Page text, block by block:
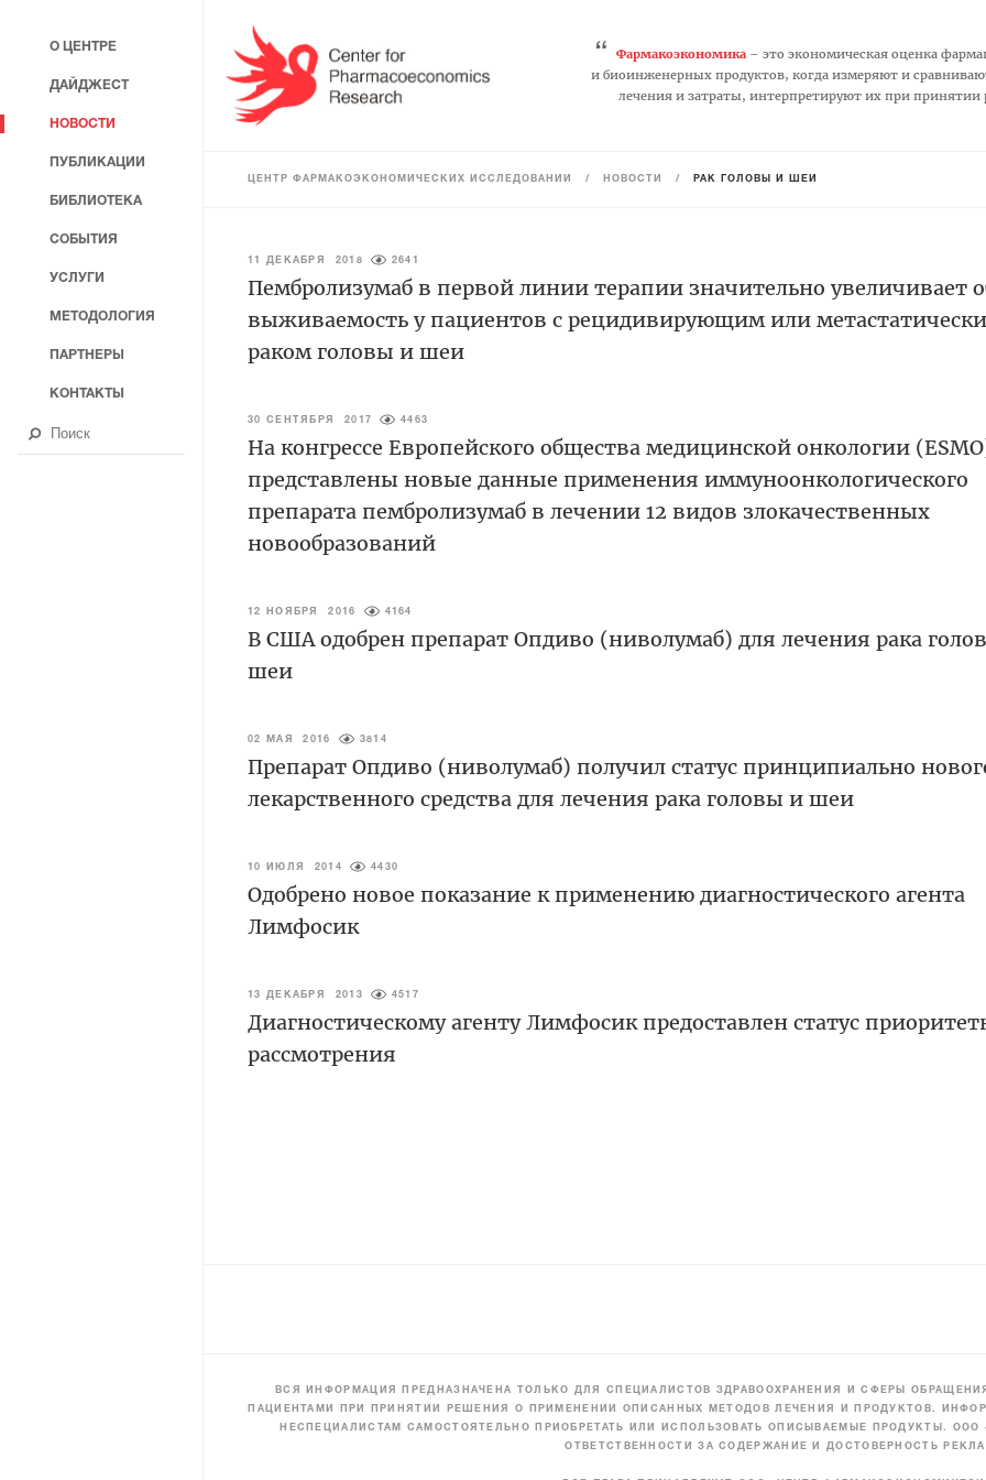
“ Фармакоэкономика– это экономическая оценка
и биоинженерных продуктов, когда измеряют и
лечения и затраты, интерпретируют их при
ЦЕНТР ФАРМАКОЭКОНОМИЧЕСКИХ ИССЛЕДОВАНИЙ / НОВОСТИ / РАК ГОЛОВЫ И ШЕИ
11 ДЕКАБРЯ 2018 2641
Пембролизумаб в первой линии терапии значительно увеличивает
выживаемость у пациентов с рецидивирующим или
раком головы и шеи
30 СЕНТЯБРЯ 2017 4463
На конгрессе Европейского общества медицинской онкологии
представлены новые данные применения иммуноонкологического
препарата пембролизумаб в лечении 12 видов злокачественных
новообразований
12 НОЯБРЯ 2016 4164
В США одобрен препарат Опдиво (ниволумаб) для лечения рака
шеи
02 МАЯ 2016 3814
Препарат Опдиво (ниволумаб) получил статус принципиально
лекарственного средства для лечения рака головы и шеи
10 ИЮЛЯ 2014 4430
Одобрено новое показание к применению диагностического агента
Лимфосик
13 ДЕКАБРЯ 2013 4517
Диагностическому агенту Лимфосик предоставлен статус
рассмотрения
ВСЯ ИНФОРМАЦИЯ ПРЕДНАЗНАЧЕНА ТОЛЬКО ДЛЯ СПЕЦИАЛИСТОВ ЗДРАВООХРАНЕНИЯ И СФЕРЫ
ПАЦИЕНТАМИ ПРИ ПРИНЯТИИ РЕШЕНИЯ О ПРИМЕНЕНИИ ОПИСАННЫХ МЕТОДОВ ЛЕЧЕНИЯ И ПРОДУКТОВ.
НЕСПЕЦИАЛИСТАМ САМОСТОЯТЕЛЬНО ПРИОБРЕТАТЬ ИЛИ ИСПОЛЬЗОВАТЬ ОПИСЫВАЕМЫЕ ПРОДУКТЫ.
ОТВЕТСТВЕННОСТИ ЗА СОДЕРЖАНИЕ И ДОСТОВЕРНОСТЬ
О ЦЕНТРЕ
ДАЙДЖЕСТ
НОВОСТИ
ПУБЛИКАЦИИ
БИБЛИОТЕКА
СОБЫТИЯ
УСЛУГИ
МЕТОДОЛОГИЯ
ПАРТНЕРЫ
КОНТАКТЫ